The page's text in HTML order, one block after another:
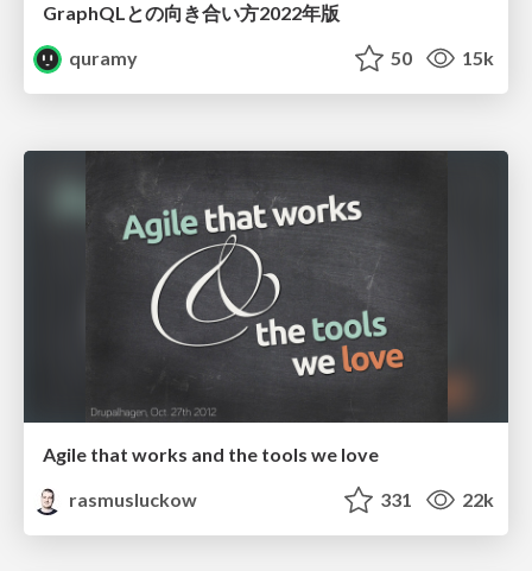
GraphQLとの向き合い方2022年版
quramy
50 15k
Agile that works and the tools we love
rasmusluckow
331 22k